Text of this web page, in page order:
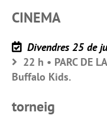
CINEMA
Divendres 25 de
22 h • PARC DE
Buffalo Kids.
torneig